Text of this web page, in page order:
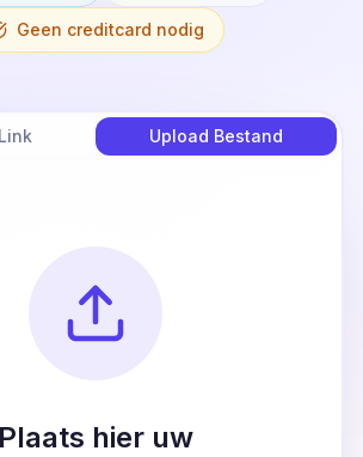
Geen creditcard nodig
Upload Bestand
Plaats hier uw